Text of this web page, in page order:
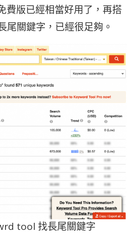
版已經相當好用了，再搭
尾關鍵字，已經很足夠。
tool 找長尾關鍵字